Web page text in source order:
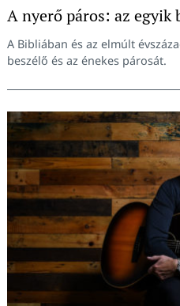
A nyerő páros: az egyik
A Bibliában és az elmúlt
beszélő és az énekes párosát.